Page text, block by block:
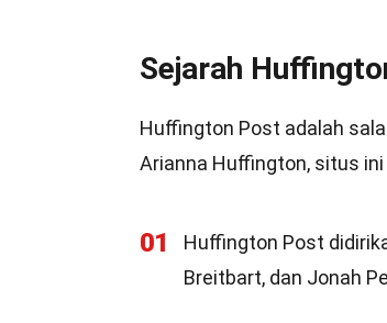
Sejarah
Huffington Post adalah
Arianna Huffington, situs
01
Huffington Post
Breitbart, dan Jonah